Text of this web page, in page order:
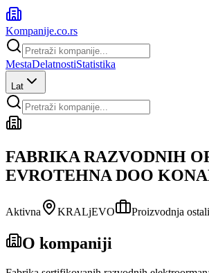
Kompanije.co.rs
MestaDelatnostiStatistika
Lat
FABRIKA RAZVODNIH
EVROTEHNA DOO
Aktivna KRALjEVO Proizvodnja
O kompaniji